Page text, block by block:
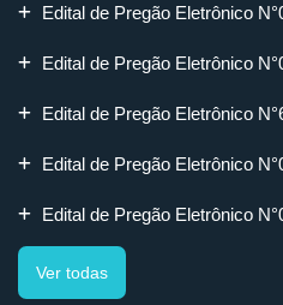
Edital de Pregão Eletrônico
Edital de Pregão Eletrônico
Edital de Pregão Eletrônico
Edital de Pregão Eletrônico
Edital de Pregão Eletrônico
Ver todas